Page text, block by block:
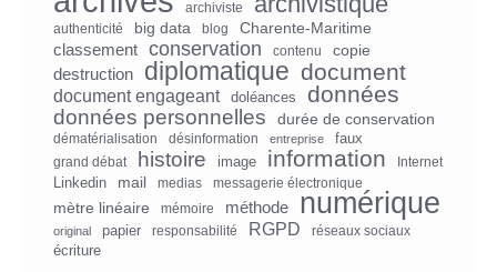
archiviste
authenticité big data blog
Charente-Maritime
classement
conservation contenu
copie
destruction
diplomatique document
document engageant doléances données
données personnelles durée de conservation
dématérialisation désinformation entreprise faux
grand débat histoire image information Internet
Linkedin mail medias messagerie électronique
mètre linéaire mémoire méthode numérique
original papier responsabilité RGPD réseaux sociaux
écriture